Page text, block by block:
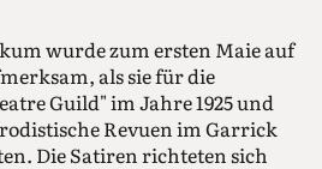
wurde zum ersten Maie auf
als sie für die
Guild" im Jahre 1925 und
Revuen im Garrick
Die Satiren richteten sich